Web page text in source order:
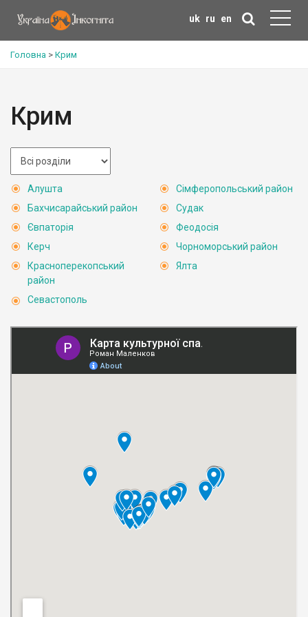
uk ru en
Головна > Крим
Крим
Алушта
Бахчисарайський район
Євпаторія
Керч
Красноперекопський
район
Севастополь
Сімферопольський район
Судак
Феодосія
Чорноморський район
Ялта